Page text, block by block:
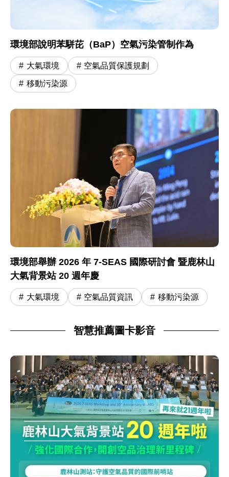
環境部說明苯駢芘（BaP）空氣污染管制作為
大氣環境 空氣品質保護規劃
移動污染源
環境部舉辦 2026 年 7-SEAS 國際研討會 暨鹿林山
大氣背景站 20 週年慶
大氣環境 空氣品質資訊 移動污染源
智慧推薦圖卡影音